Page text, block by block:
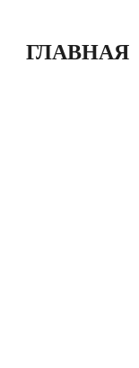
ГЛАВНАЯ